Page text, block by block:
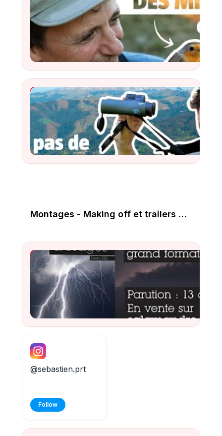
YouTube Video
Watch
YouTube Video
Watch
Montages - Making off et trailers de livres 📖
Chasseur d'orages - making of
Watch
@sebastien.prt
Follow